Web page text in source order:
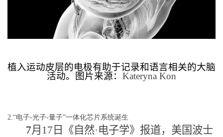
植入运动皮层的电极有助于记录和语言相关的大脑
活动。图片来源： Kateryna Kon
2.“电子-光子-量子”一体化芯片系统诞生
7月 17 日《自然·电子学》报道，美国波士